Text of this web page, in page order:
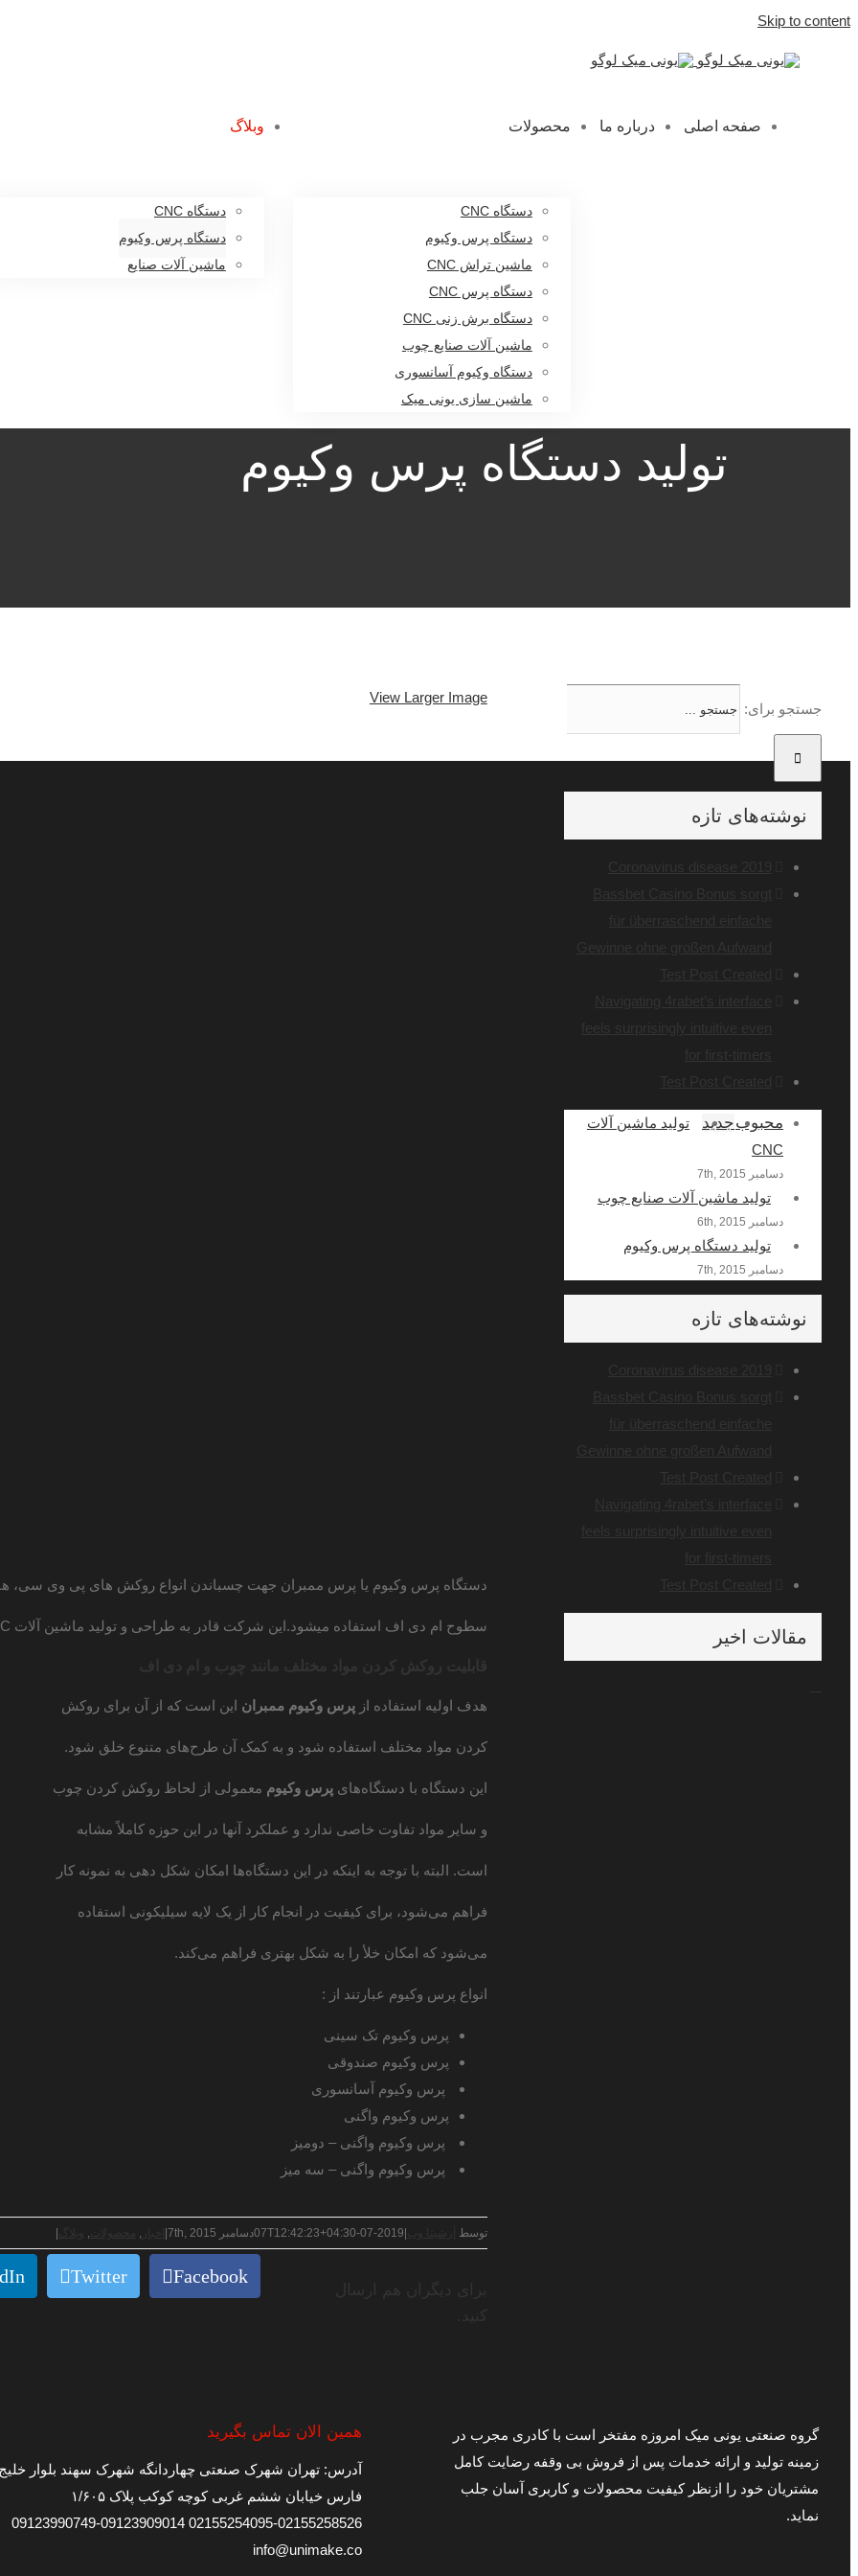
Skip to content
صفحه اصلی درباره ما محصولات
دستگاه CNC
دستگاه پرس وکیوم
ماشین تراش CNC
دستگاه پرس CNC
دستگاه برش زنی CNC
ماشین آلات صنایع چوب
دستگاه وکیوم آسانسوری
ماشین سازی یونی میک
وبلاگ
دستگاه CNC
دستگاه پرس وکیوم
ماشین آلات صنایع
تولید دستگاه پرس وکیوم
View Larger Image
دستگاه پرس وکیوم یا پرس ممبران جهت چسباندن انواع روکش های پی وی سی،
سطوح ام دی اف استفاده میشود.این شرکت قادر به طراحی و تولید ماشین آلات CNC می باشد
هدف اولیه استفاده ازپرس وکیوم ممبران این است که از آن برای روکش
کردن مواد مختلف استفاده شود و به کمک آن طرح‌های متنوع خلق شود.
این دستگاه با دستگاه‌هایپرس وکیوم معمولی از لحاظ روکش کردن چوب
و سایر مواد تفاوت خاصی ندارد و عملکرد آنها در این حوزه کاملاً مشابه
است. البته با توجه به اینکه در این دستگاه‌ها امکان شکل دهی به نمونه کار
فراهم می‌شود، برای کیفیت در انجام کار از یک لایه سیلیکونی استفاده
می‌شود که امکان خلأ را به شکل بهتری فراهم می‌کند.
انواع پرس وکیوم عبارتند از :
پرس وکیوم تک سینی
پرس وکیوم صندوقی
پرس وکیوم آسانسوری
پرس وکیوم واگنی
پرس وکیوم واگنی – دومیز
پرس وکیوم واگنی – سه میز
توسط 2019-07-07T12:42:23+04:30 دسامبر 7th, 2015 ,
,
Facebook
Twitter
جستجو برای:
نوشته‌های تازه
محبوبجدید
تولید ماشین آلات
CNC
دسامبر 7th, 2015
تولید ماشین آلات صنایع چوب
دسامبر 6th, 2015
تولید دستگاه پرس وکیوم
دسامبر 7th, 2015
نوشته‌های تازه
مقالات اخیر
گروه صنعتی یونی میک امروزه مفتخر است با کادری مجرب در
زمینه تولید و ارائه خدمات پس از فروش بی وقفه رضایت کامل
مشتریان خود را ازنظر کیفیت محصولات و کاربری آسان جلب
نماید.
همین الان تماس بگیرید
آدرس: تهران شهرک صنعتی چهاردانگه شهرک سهند بلوار خلیج
فارس خیابان ششم غربی کوچه کوکب پلاک ۱/۶۰۵
02155258526-02155254095
09123909014-09123990749
info@unimake.co